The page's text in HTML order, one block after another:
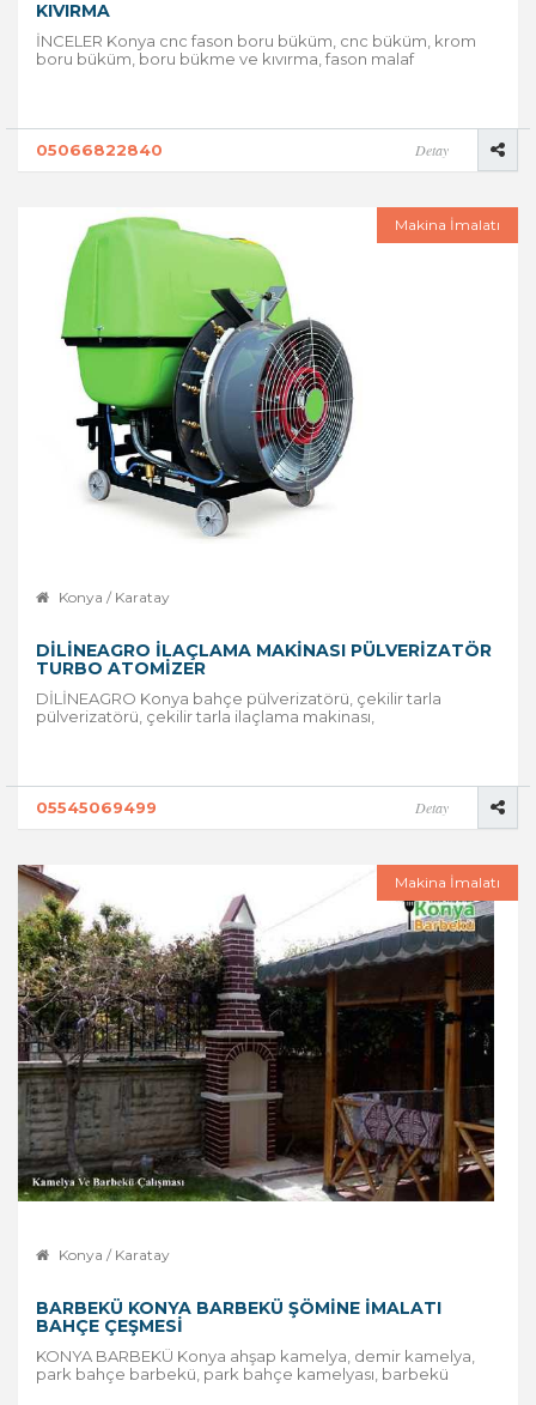
KIVIRMA
İNCELER Konya cnc fason boru büküm, cnc büküm, krom
boru büküm, boru bükme ve kıvırma, fason malaf
05066822840 Detay
Makina İmalatı
Konya / Karatay
DİLİNEAGRO ILAÇLAMA MAKINASI PÜLVERIZATÖR
TURBO ATOMIZER
DİLİNEAGRO Konya bahçe pülverizatörü, çekilir tarla
pülverizatörü, çekilir tarla ilaçlama makinası,
05545069499 Detay
Makina İmalatı
Konya / Karatay
BARBEKÜ KONYA BARBEKÜ ŞÖMINE IMALATI
BAHÇE ÇEŞMESI
KONYA BARBEKÜ Konya ahşap kamelya, demir kamelya,
park bahçe barbekü, park bahçe kamelyası, barbekü